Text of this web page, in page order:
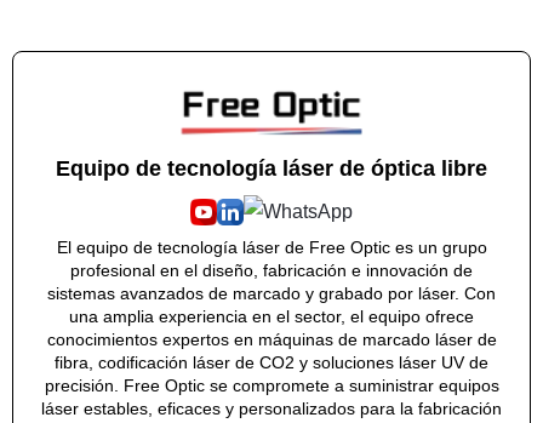
Equipo de tecnología láser de óptica libre
El equipo de tecnología láser de Free Optic es un grupo
profesional en el diseño, fabricación e innovación de
sistemas avanzados de marcado y grabado por láser. Con
una amplia experiencia en el sector, el equipo ofrece
conocimientos expertos en máquinas de marcado láser de
fibra, codificación láser de CO2 y soluciones láser UV de
precisión. Free Optic se compromete a suministrar equipos
láser estables, eficaces y personalizados para la fabricación